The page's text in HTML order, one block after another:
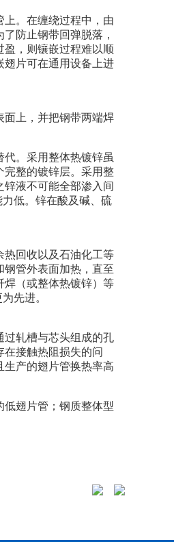
。在缠绕过程中，由
防止钢带回弹脱落，
，则镶嵌过程难以顺
翅片可在通用设备上进
面上，并把钢带两端焊
。采用整体热镀锌虽
完整的镀锌层。采用整
液不可能全部渗入间
低。锌在酸及碱、硫
热回收以及石油化工等
管外表面加热，直至
焊（或整体热镀锌）等
先进。
过轧槽与芯头组成的孔
接触热阻损失的问
产的翅片管换热率高
低翅片管；钢质整体型